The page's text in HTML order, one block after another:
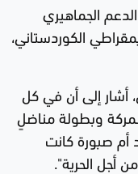
الجماهيري
الكوردستاني،
أشار إلى أن في كل
وبطولة مناضلٍ
أم صبورة كانت
أجل الحرية".